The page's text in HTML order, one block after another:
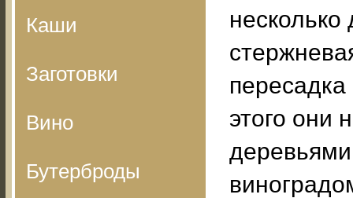
Каши
Заготовки
Вино
Бутерброды
несколько
этого они